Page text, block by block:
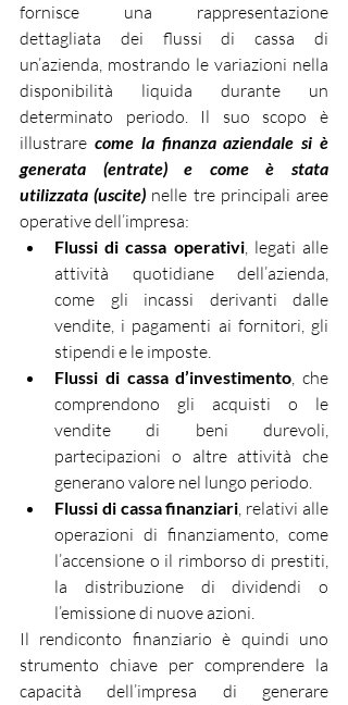
fornisce una rappresentazione
dettagliata dei flussi di cassa di
un’azienda, mostrando le variazioni nella
disponibilità liquida durante un
determinato periodo. Il suo scopo è
illustrare come la finanza aziendale si è
generata (entrate) e come è stata
utilizzata (uscite) nelle tre principali aree
operative dell’impresa:
Flussi di cassa operativi, legati alle
attività quotidiane dell’azienda,
come gli incassi derivanti dalle
vendite, i pagamenti ai fornitori, gli
stipendi e le imposte.
Flussi di cassa d’investimento, che
comprendono gli acquisti o le
vendite di beni durevoli,
partecipazioni o altre attività che
generano valore nel lungo periodo.
Flussi di cassa finanziari, relativi alle
operazioni di finanziamento, come
l’accensione o il rimborso di prestiti,
la distribuzione di dividendi o
l’emissione di nuove azioni.
Il rendiconto finanziario è quindi uno
strumento chiave per comprendere la
capacità dell’impresa di generare